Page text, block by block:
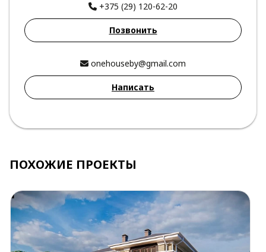
+375 (29) 120-62-20
Позвонить
onehouseby@gmail.com
Написать
ПОХОЖИЕ ПРОЕКТЫ